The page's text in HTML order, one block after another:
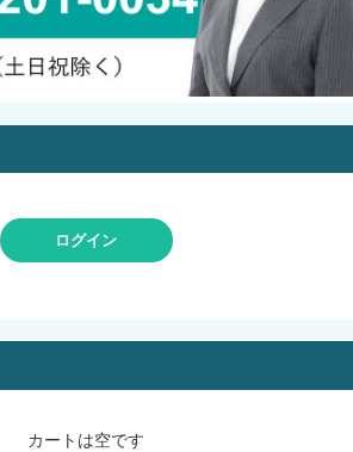
ログイン
カートは空です